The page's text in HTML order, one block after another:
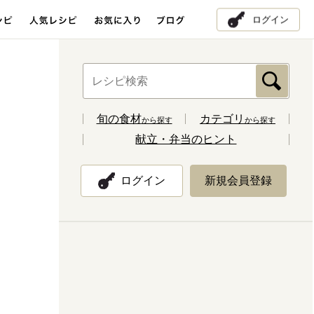
ログイン
旬の食材から探す カテゴリ から探す
献立・弁当のヒント
ログイン 新規会員登録